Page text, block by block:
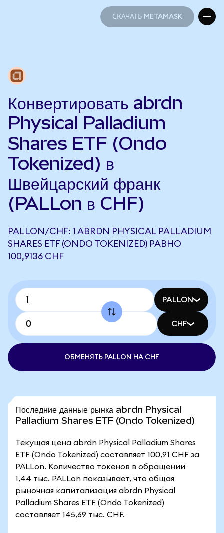
СКАЧАТЬ METAMASK
Конвертировать abrdn
Physical Palladium
Shares ETF (Ondo
Tokenized) в
Швейцарский франк
(PALLon в CHF)
PALLON/CHF: 1 ABRDN PHYSICAL PALLADIUM
SHARES ETF (ONDO TOKENIZED) РАВНО
100,9136 CHF
PALLON
CHF
ОБМЕНЯТЬ PALLON НА CHF
Последние данные рынка abrdn Physical
Palladium Shares ETF (Ondo Tokenized)
Текущая цена abrdn Physical Palladium Shares
ETF (Ondo Tokenized) составляет 100,91 CHF за
PALLon. Количество токенов в обращении
1,44 тыс. PALLon показывает, что общая
рыночная капитализация abrdn Physical
Palladium Shares ETF (Ondo Tokenized)
составляет 145,69 тыс. CHF.